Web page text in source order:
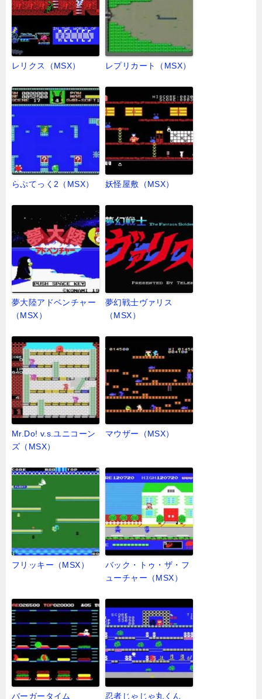
レリクス（MSX） レプリカート（MSX）
らぷてっく2（MSX） 妖怪屋敷（MSX）
夢大陸アドベンチャー
（MSX）
夢幻戦士ヴァリス
（MSX）
Mr.Do! v.s.ユニコーン
ズ（MSX）
マウザー（MSX）
フリッキー（MSX）
バック・トゥ・ザ・フ
ューチャー（MSX）
バーガータイム 忍者じゃじゃ丸くん